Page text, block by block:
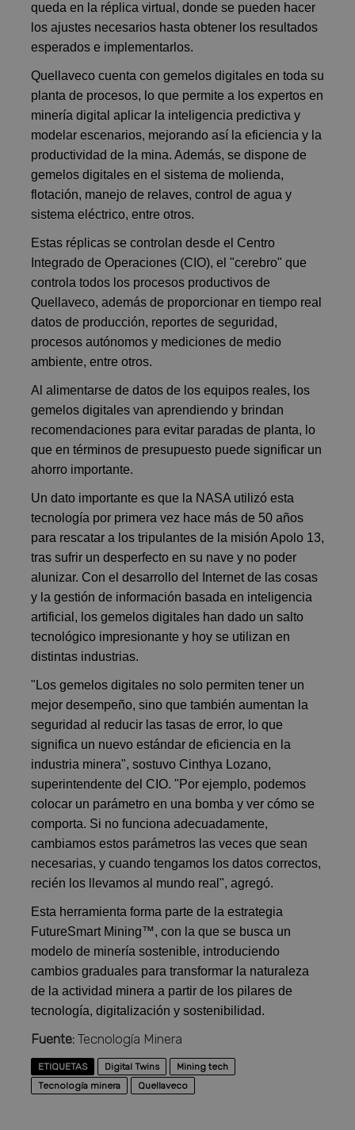
queda en la réplica virtual, donde se pueden hacer
los ajustes necesarios hasta obtener los resultados
esperados e implementarlos.
Quellaveco cuenta con gemelos digitales en toda su
planta de procesos, lo que permite a los expertos en
minería digital aplicar la inteligencia predictiva y
modelar escenarios, mejorando así la eficiencia y la
productividad de la mina. Además, se dispone de
gemelos digitales en el sistema de molienda,
flotación, manejo de relaves, control de agua y
sistema eléctrico, entre otros.
Estas réplicas se controlan desde el Centro
Integrado de Operaciones (CIO), el "cerebro" que
controla todos los procesos productivos de
Quellaveco, además de proporcionar en tiempo real
datos de producción, reportes de seguridad,
procesos autónomos y mediciones de medio
ambiente, entre otros.
Al alimentarse de datos de los equipos reales, los
gemelos digitales van aprendiendo y brindan
recomendaciones para evitar paradas de planta, lo
que en términos de presupuesto puede significar un
ahorro importante.
Un dato importante es que la NASA utilizó esta
tecnología por primera vez hace más de 50 años
para rescatar a los tripulantes de la misión Apolo 13,
tras sufrir un desperfecto en su nave y no poder
alunizar. Con el desarrollo del Internet de las cosas
y la gestión de información basada en inteligencia
artificial, los gemelos digitales han dado un salto
tecnológico impresionante y hoy se utilizan en
distintas industrias.
"Los gemelos digitales no solo permiten tener un
mejor desempeño, sino que también aumentan la
seguridad al reducir las tasas de error, lo que
significa un nuevo estándar de eficiencia en la
industria minera", sostuvo Cinthya Lozano,
superintendente del CIO. "Por ejemplo, podemos
colocar un parámetro en una bomba y ver cómo se
comporta. Si no funciona adecuadamente,
cambiamos estos parámetros las veces que sean
necesarias, y cuando tengamos los datos correctos,
recién los llevamos al mundo real", agregó.
Esta herramienta forma parte de la estrategia
FutureSmart Mining™, con la que se busca un
modelo de minería sostenible, introduciendo
cambios graduales para transformar la naturaleza
de la actividad minera a partir de los pilares de
tecnología, digitalización y sostenibilidad.
Fuente: Tecnología Minera
ETIQUETAS Digital Twins
Mining tech
Tecnología minera
Quellaveco